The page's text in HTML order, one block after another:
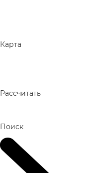
Карта
Рассчитать
Поиск